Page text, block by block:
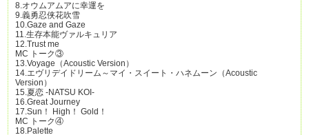
8.オウムアムアに幸運を
9.義勇忍侠花吹雪
10.Gaze and Gaze
11.生存本能ヴァルキュリア
12.Trust me
MC トーク③
13.Voyage（Acoustic Version）
14.エヴリデイドリーム～マイ・スイート・ハネムーン（Acoustic
Version）
15.夏恋 -NATSU KOI-
16.Great Journey
17.Sun！ High！ Gold！
MC トーク④
18.Palette